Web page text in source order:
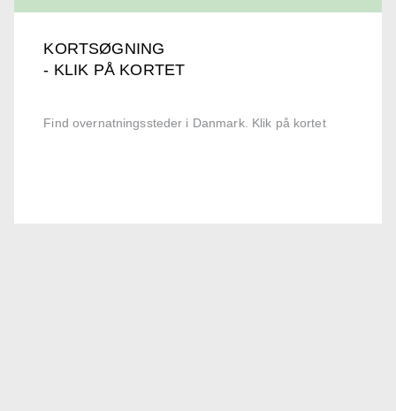
KORTSØGNING
- KLIK PÅ KORTET
Find overnatningssteder i Danmark. Klik på kortet